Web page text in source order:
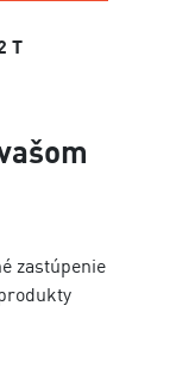
T
zastúpenie